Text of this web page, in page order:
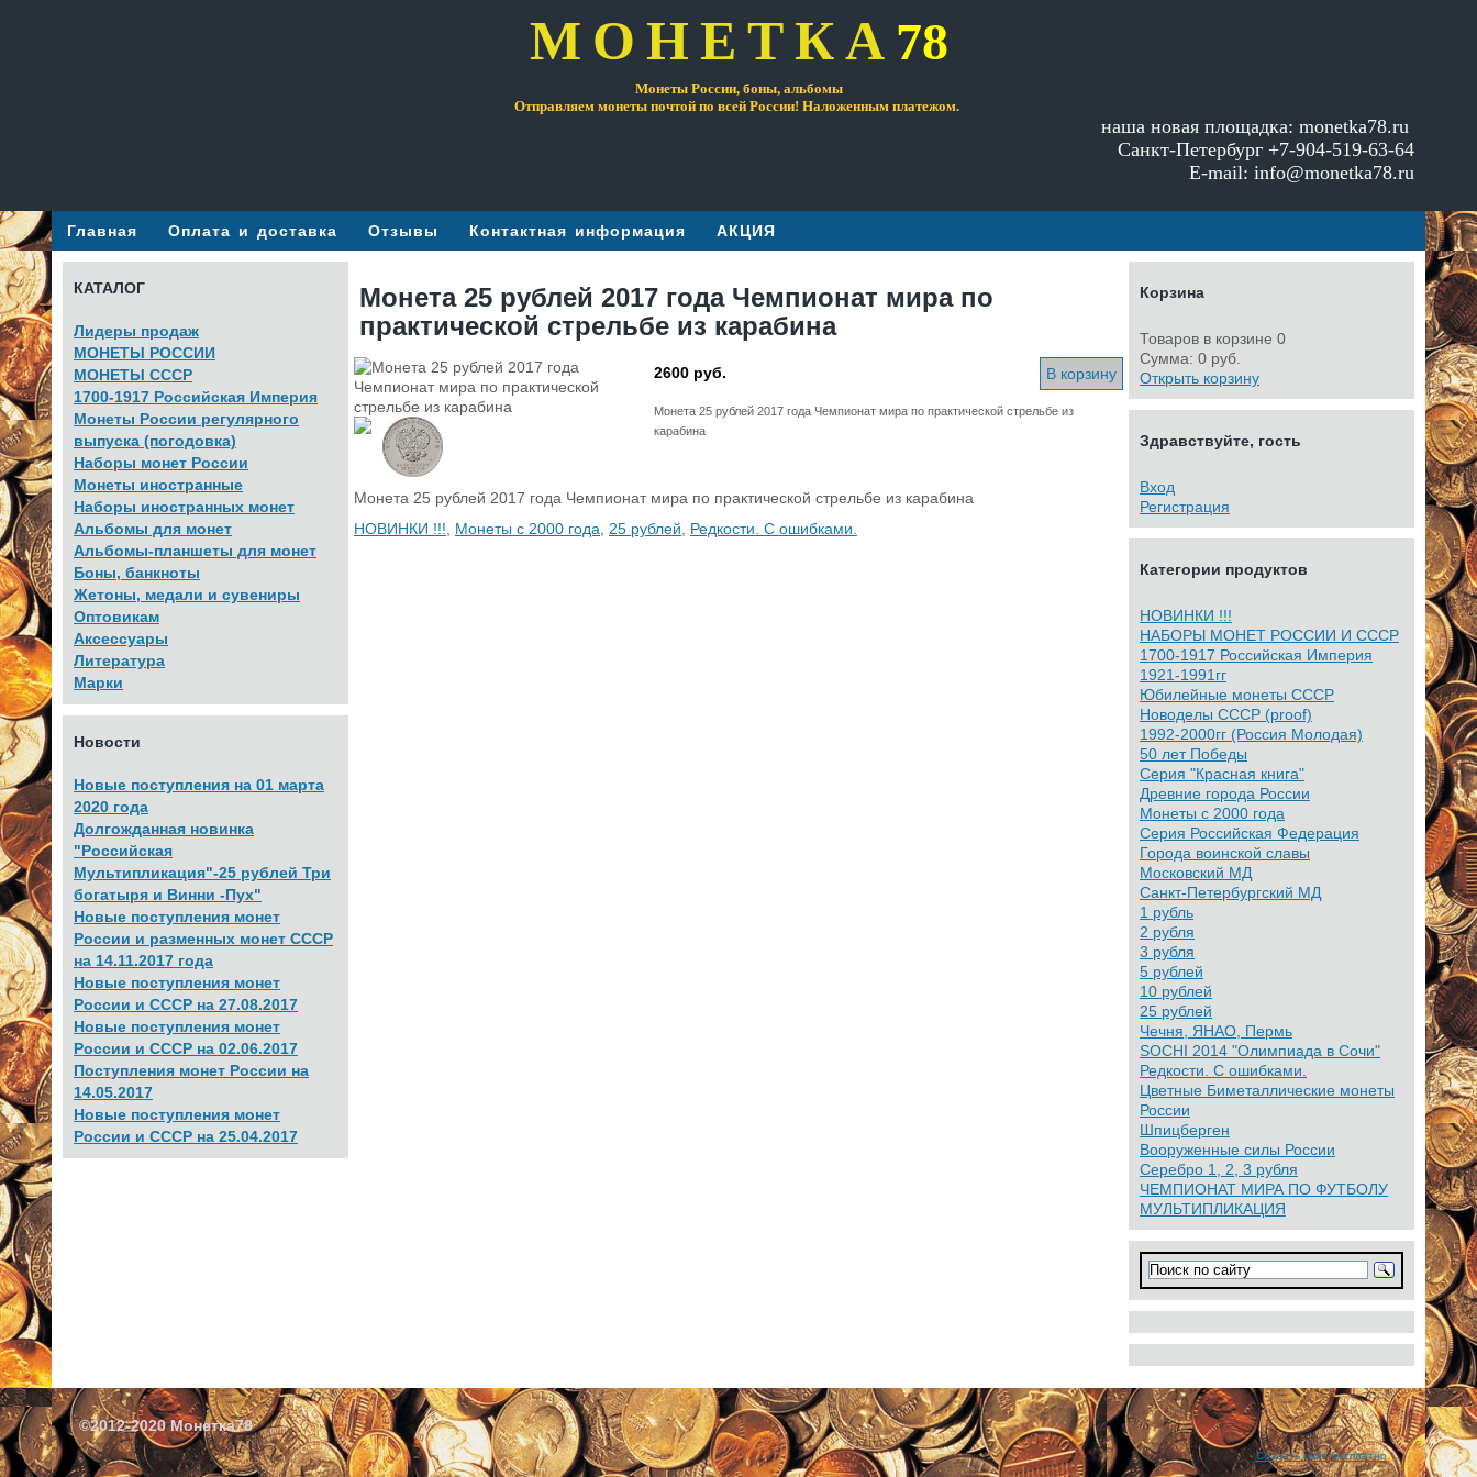
МОНЕТКА 78
Монеты России, боны, альбомы
Отправляем монеты почтой по всей России! Наложенным платежом.
наша новая площадка: monetka78.ru
Санкт-Петербург +7-904-519-63-64
E-mail: info@monetka78.ru
Главная Оплата и доставка Отзывы Контактная информация АКЦИЯ
Монета 25 рублей 2017 года Чемпионат мира по
практической стрельбе из карабина
2600 руб. В корзину
Монета 25 рублей 2017 года Чемпионат мира по практической стрельбе из
карабина
Монета 25 рублей 2017 года Чемпионат мира по практической стрельбе из карабина
НОВИНКИ !!!
Монеты с 2000 года 25 рублей Редкости. С ошибками.
КАТАЛОГ
Лидеры продаж
МОНЕТЫ РОССИИ
МОНЕТЫ СССР
1700-1917 Российская Империя
Монеты России регулярного
выпуска (погодовка)
Наборы монет России
Монеты иностранные
Наборы иностранных монет
Альбомы для монет
Альбомы-планшеты для монет
Боны, банкноты
Жетоны, медали и сувениры
Оптовикам
Аксессуары
Литература
Марки
Новости
Новые поступления на 01 марта
2020 года
Долгожданная новинка
"Российская
Мультипликация"-25 рублей Три
богатыря и Винни -Пух"
Новые поступления монет
России и разменных монет СССР
на 14.11.2017 года
Новые поступления монет
России и СССР на 27.08.2017
Новые поступления монет
России и СССР на 02.06.2017
Поступления монет России на
14.05.2017
Новые поступления монет
России и СССР на 25.04.2017
Корзина
Товаров в корзине 0
Сумма: 0 руб.
Открыть корзину
Здравствуйте, гость
Вход
Регистрация
Категории продуктов
НОВИНКИ !!!
НАБОРЫ МОНЕТ РОССИИ И СССР
1700-1917 Российская Империя
1921-1991гг
Юбилейные монеты СССР
Новоделы СССР (proof)
1992-2000гг (Россия Молодая)
50 лет Победы
Серия "Красная книга"
Древние города России
Монеты с 2000 года
Серия Российская Федерация
Города воинской славы
Московский МД
Санкт-Петербургский МД
1 рубль
2 рубля
3 рубля
5 рублей
10 рублей
25 рублей
Чечня, ЯНАО, Пермь
SOCHI 2014 "Олимпиада в Сочи"
Редкости. С ошибками.
Цветные Биметаллические монеты
России
Шпицберген
Вооруженные силы России
Серебро 1, 2, 3 рубля
ЧЕМПИОНАТ МИРА ПО ФУТБОЛУ
МУЛЬТИПЛИКАЦИЯ
©2012-2020 Монетка78
Создать сайт бесплатно